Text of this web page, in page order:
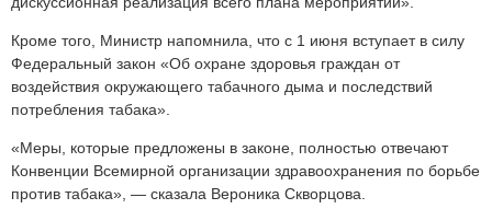
Кроме того, Министр напомнила, что с 1 июня вступает в силу
Федеральный закон «Об охране здоровья граждан от
воздействия окружающего табачного дыма и последствий
потребления табака».
«Меры, которые предложены в законе, полностью отвечают
Конвенции Всемирной организации здравоохранения по борьбе
против табака», — сказала Вероника Скворцова.